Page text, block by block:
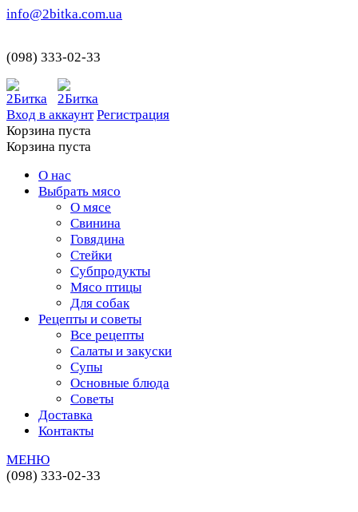
info@2bitka.com.ua
(098) 333-02-33
Вход в аккаунт Регистрация
Корзина пуста
Корзина пуста
О нас
Выбрать мясо
О мясе
Свинина
Говядина
Стейки
Субпродукты
Мясо птицы
Для собак
Рецепты и советы
Все рецепты
Салаты и закуски
Супы
Основные блюда
Советы
Доставка
Контакты
МЕНЮ
(098) 333-02-33